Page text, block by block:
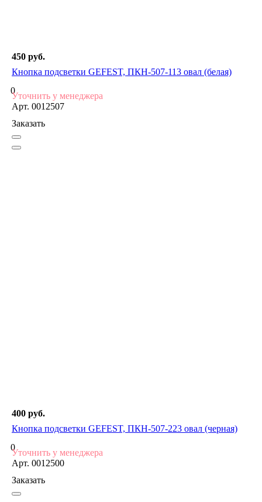
450 руб.
Кнопка подсветки GEFEST, ПКН-507-113 овал (белая)
0
Уточнить у менеджера
Арт. 0012507
Заказать
400 руб.
Кнопка подсветки GEFEST, ПКН-507-223 овал (черная)
0
Уточнить у менеджера
Арт. 0012500
Заказать